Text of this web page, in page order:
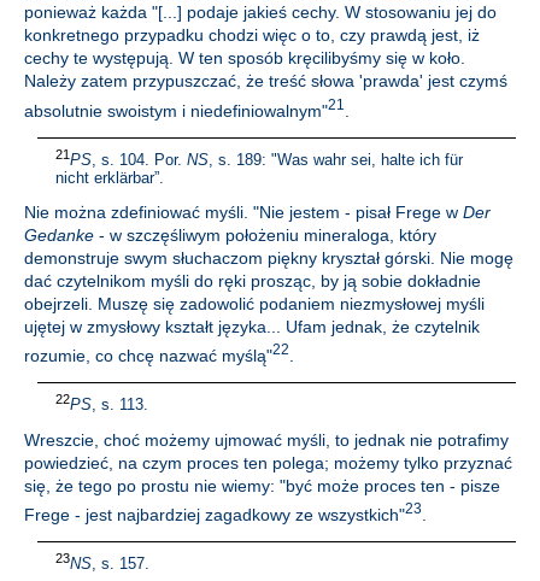
ponieważ każda "[...] podaje jakieś cechy. W stosowaniu jej do
konkretnego przypadku chodzi więc o to, czy prawdą jest, iż
cechy te występują. W ten sposób kręcilibyśmy się w koło.
Należy zatem przypuszczać, że treść słowa 'prawda' jest czymś
absolutnie swoistym i niedefiniowalnym"21
21PS, s. 104. Por. NS, s. 189: "Was wahr sei, halte ich für
nicht erklärbar”.
Nie można zdefiniować myśli. "Nie jestem - pisał Frege w Der
Gedanke - w szczęśliwym położeniu mineraloga, który
demonstruje swym słuchaczom piękny kryształ górski. Nie mogę
dać czytelnikom myśli do ręki prosząc, by ją sobie dokładnie
obejrzeli. Muszę się zadowolić podaniem niezmysłowej myśli
ujętej w zmysłowy kształt języka... Ufam jednak, że czytelnik
rozumie, co chcę nazwać myślą"22.
22PS, s. 113.
Wreszcie, choć możemy ujmować myśli, to jednak nie potrafimy
powiedzieć, na czym proces ten polega; możemy tylko przyznać
się, że tego po prostu nie wiemy: "być może proces ten - pisze
Frege - jest najbardziej zagadkowy ze wszystkich"23.
23NS, s. 157.